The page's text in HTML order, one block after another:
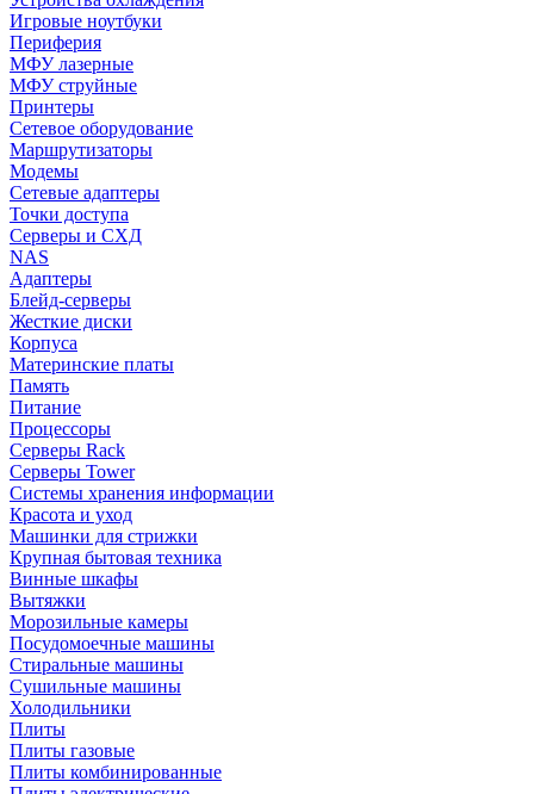
Игровые ноутбуки
Периферия
МФУ лазерные
МФУ струйные
Принтеры
Сетевое оборудование
Маршрутизаторы
Модемы
Сетевые адаптеры
Точки доступа
Серверы и СХД
NAS
Адаптеры
Блейд-серверы
Жесткие диски
Корпуса
Материнские платы
Память
Питание
Процессоры
Серверы Rack
Серверы Tower
Системы хранения информации
Красота и уход
Машинки для стрижки
Крупная бытовая техника
Винные шкафы
Вытяжки
Морозильные камеры
Посудомоечные машины
Стиральные машины
Сушильные машины
Холодильники
Плиты
Плиты газовые
Плиты комбинированные